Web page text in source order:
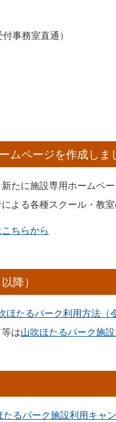
事務室直通）
ムページを作成しま
たに施設専用ホームペー
よる各種スクール・教室
ちらから
降）
ほたるパーク利用方法
は山吹ほたるパーク施
たるパーク施設利用キャ